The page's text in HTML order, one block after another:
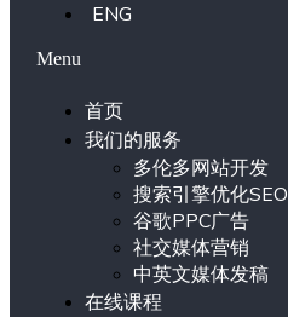
ENG
Menu
首页
我们的服务
多伦多网站开发
搜索引擎优化SEO
谷歌PPC广告
社交媒体营销
中英文媒体发稿
在线课程